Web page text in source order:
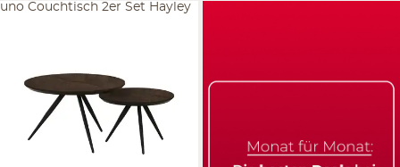
uno Couchtisch 2er Set Hayley